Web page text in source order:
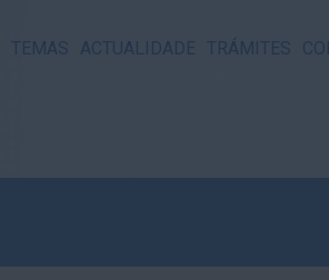
TEMAS ACTUALIDADE TRÁMITES